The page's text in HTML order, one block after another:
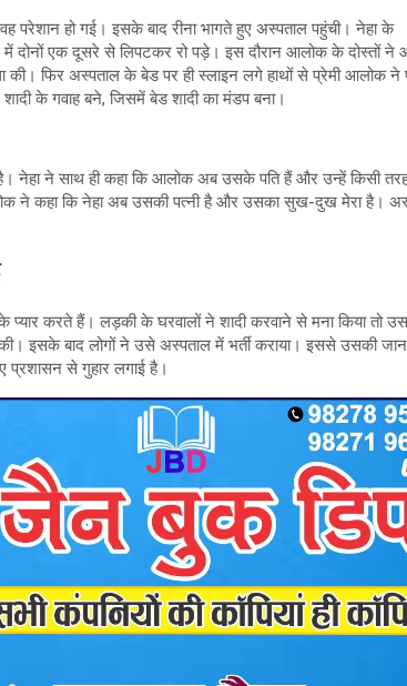
हो गई। इसके बाद रीना भागते हुए अस्पताल पहुंची। नेहा के
में दोनों एक दूसरे से लिपटकर रो पड़े। इस दौरान आलोक के दोस्तों ने
की। फिर अस्पताल के बेड पर ही स्लाइन लगे हाथों से प्रेमी आलोक ने
के गवाह बने, जिसमें बेड शादी का मंडप बना।
नेहा ने साथ ही कहा कि आलोक अब उसके पति हैं और उन्हें किसी
ने कहा कि नेहा अब उसकी पत्नी है और उसका सुख-दुख मेरा है।
प्यार करते हैं। लड़की के घरवालों ने शादी करवाने से मना किया तो
इसके बाद लोगों ने उसे अस्पताल में भर्ती कराया। इससे उसकी
से गुहार लगाई है।